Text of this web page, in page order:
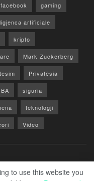
facebook gaming
artificiale
kripto
Mark Zuckerberg
Privatësia
siguria
teknologji
Video
to use this website you